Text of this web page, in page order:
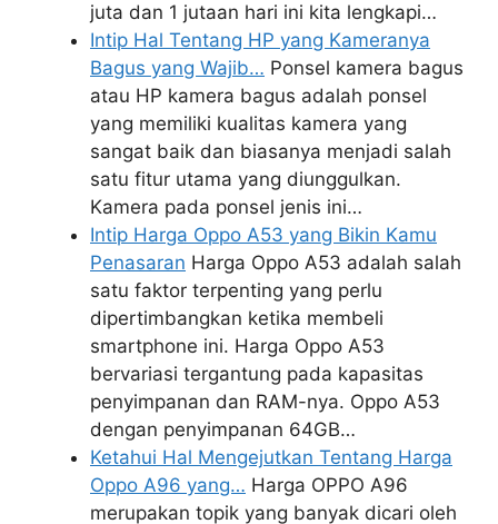
juta dan 1 jutaan hari ini kita lengkapi…
Intip Hal Tentang HP yang Kameranya
Bagus yang Wajib… Ponsel kamera bagus
atau HP kamera bagus adalah ponsel
yang memiliki kualitas kamera yang
sangat baik dan biasanya menjadi salah
satu fitur utama yang diunggulkan.
Kamera pada ponsel jenis ini…
Intip Harga Oppo A53 yang Bikin Kamu
Penasaran Harga Oppo A53 adalah salah
satu faktor terpenting yang perlu
dipertimbangkan ketika membeli
smartphone ini. Harga Oppo A53
bervariasi tergantung pada kapasitas
penyimpanan dan RAM-nya. Oppo A53
dengan penyimpanan 64GB…
Ketahui Hal Mengejutkan Tentang Harga
Oppo A96 yang… Harga OPPO A96
merupakan topik yang banyak dicari oleh